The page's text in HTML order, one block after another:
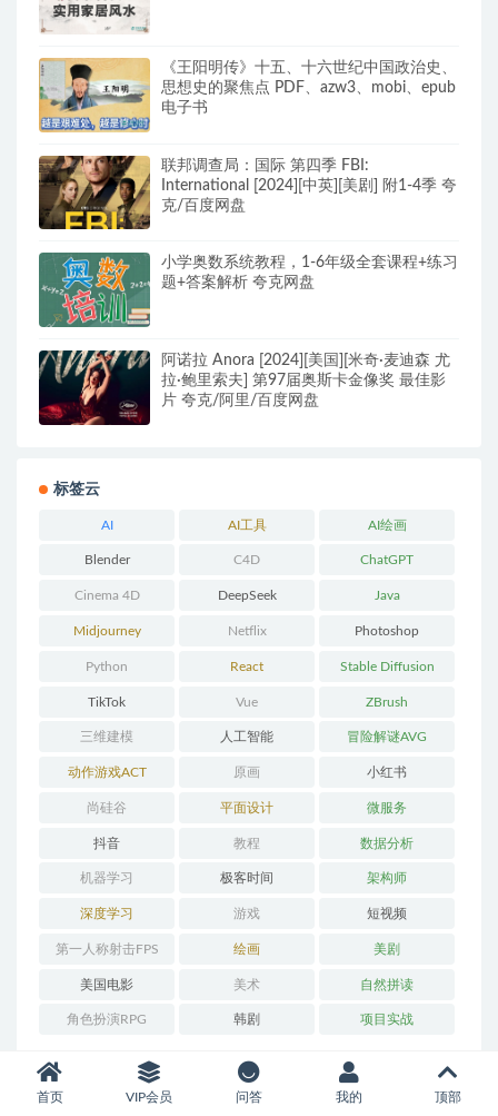
《王阳明传》十五、十六世纪中国政治史、
思想史的聚焦点 PDF、azw3、mobi、epub
电子书
联邦调查局：国际 第四季 FBI:
International [2024][中英][美剧] 附1-4季 夸
克/百度网盘
小学奥数系统教程，1-6年级全套课程+练习
题+答案解析 夸克网盘
阿诺拉 Anora [2024][美国][米奇·麦迪森 尤
拉·鲍里索夫] 第97届奥斯卡金像奖 最佳影
片 夸克/阿里/百度网盘
标签云
AI AI工具 AI绘画
Blender C4D ChatGPT
Cinema 4D DeepSeek Java
Midjourney Netflix Photoshop
Python React Stable Diffusion
TikTok Vue ZBrush
三维建模 人工智能 冒险解谜AVG
动作游戏ACT 原画 小红书
尚硅谷 平面设计 微服务
抖音 教程 数据分析
机器学习 极客时间 架构师
深度学习 游戏 短视频
第一人称射击FPS 绘画 美剧
美国电影 美术 自然拼读
角色扮演RPG 韩剧 项目实战
首页 VIP会员 问答 我的 顶部